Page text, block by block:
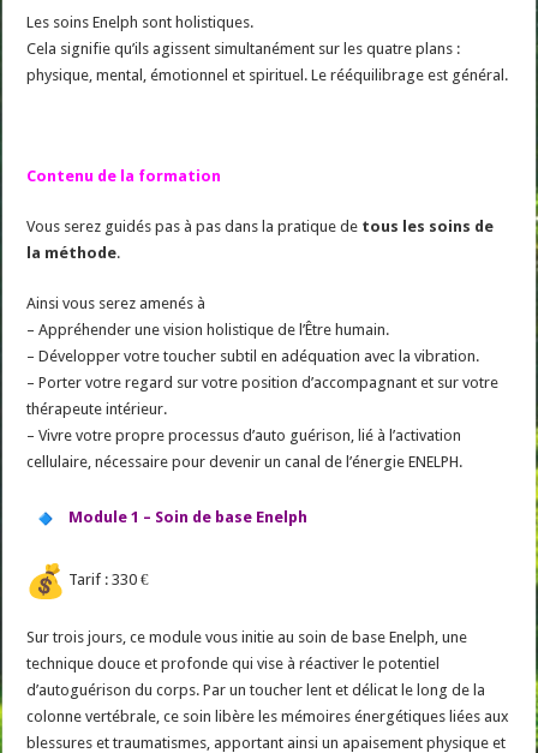
Les soins Enelph sont holistiques.
Cela signifie qu’ils agissent simultanément sur les quatre plans :
physique, mental, émotionnel et spirituel. Le rééquilibrage est général.
Contenu de la formation
Vous serez guidés pas à pas dans la pratique de tous les soins de
la méthode.
Ainsi vous serez amenés à
– Appréhender une vision holistique de l’Être humain.
– Développer votre toucher subtil en adéquation avec la vibration.
– Porter votre regard sur votre position d’accompagnant et sur votre
thérapeute intérieur.
– Vivre votre propre processus d’auto guérison, lié à l’activation
cellulaire, nécessaire pour devenir un canal de l’énergie ENELPH.
Module 1 – Soin de base Enelph
Tarif : 330 €
Sur trois jours, ce module vous initie au soin de base Enelph, une
technique douce et profonde qui vise à réactiver le potentiel
d’autoguérison du corps. Par un toucher lent et délicat le long de la
colonne vertébrale, ce soin libère les mémoires énergétiques liées aux
blessures et traumatismes, apportant ainsi un apaisement physique et